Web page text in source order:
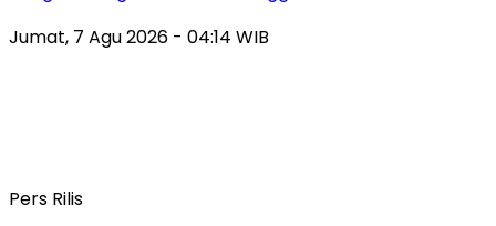
Jumat, 7 Agu 2026 - 04:14 WIB
Pers Rilis